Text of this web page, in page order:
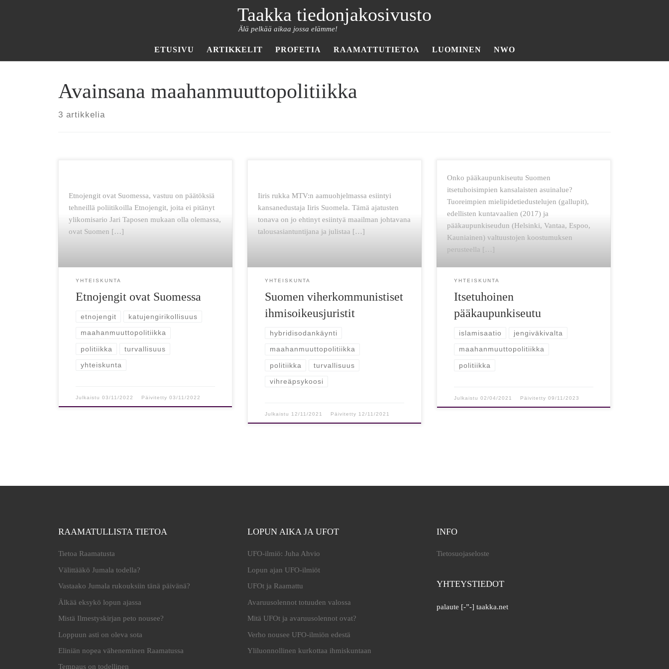
Taakka tiedonjakosivusto
Älä pelkää aikaa jossa elämme!
ETUSIVU ARTIKKELIT PROFETIA RAAMATTUTIETOA LUOMINEN NWO
Avainsana maahanmuuttopolitiikka
3 artikkelia
Etnojengit ovat Suomessa, vastuu on päätöksiä
tehneillä poliitikoilla Etnojengit, joita ei pitänyt
ylikomisario Jari Taposen mukaan olla olemassa,
ovat Suomen […]
YHTEISKUNTA
Etnojengit ovat Suomessa
etnojengit katujengirikollisuus
maahanmuuttopolitiikka
politiikka turvallisuus
yhteiskunta
Julkaistu 03/11/2022 Päivitetty 03/11/2022
Iiris rukka MTV:n aamuohjelmassa esiintyi
kansanedustaja Iiris Suomela. Tämä ajatusten
tonava on jo ehtinyt esiintyä maailman johtavana
talousasiantuntijana ja julistaa […]
YHTEISKUNTA
Suomen viherkommunistiset
ihmisoikeusjuristit
hybridisodankäynti
maahanmuuttopolitiikka
politiikka turvallisuus
vihreäpsykoosi
Julkaistu 12/11/2021 Päivitetty 12/11/2021
Onko pääkaupunkiseutu Suomen
itsetuhoisimpien kansalaisten asuinalue?
Tuoreimpien mielipidetiedustelujen (gallupit),
edellisten kuntavaalien (2017) ja
pääkaupunkiseudun (Helsinki, Vantaa, Espoo,
Kauniainen) valtuustojen koostumuksen
perusteella […]
YHTEISKUNTA
Itsetuhoinen
pääkaupunkiseutu
islamisaatio jengiväkivalta
maahanmuuttopolitiikka
politiikka
Julkaistu 02/04/2021 Päivitetty 09/11/2023
RAAMATULLISTA TIETOA
Tietoa Raamatusta
Välittääkö Jumala todella?
Vastaako Jumala rukouksiin tänä päivänä?
Älkää eksykö lopun ajassa
Mistä Ilmestyskirjan peto nousee?
Loppuun asti on oleva sota
Eliniän nopea väheneminen Raamatussa
Tempaus on todellinen
LOPUN AIKA JA UFOT
UFO-ilmiö: Juha Ahvio
Lopun ajan UFO-ilmiöt
UFOt ja Raamattu
Avaruusolennot totuuden valossa
Mitä UFOt ja avaruusolennot ovat?
Verho nousee UFO-ilmiön edestä
Yliluonnollinen kurkottaa ihmiskuntaan
INFO
Tietosuojaseloste
YHTEYSTIEDOT
palaute [-”-] taakka.net